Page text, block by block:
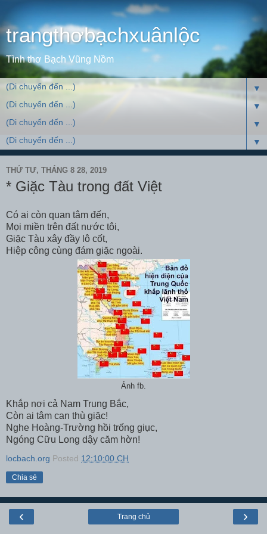
trangthơbạchxuânlộc
Tình thơ Bạch Vũng Nồm
▼
▼
▼
▼
THỨ TƯ, THÁNG 8 28, 2019
* Giặc Tàu trong đất Việt
Có ai còn quan tâm đến,
Mọi miền trên đất nước tôi,
Giặc Tàu xây đầy lô cốt,
Hiệp công cùng đám giặc ngoài.
Ảnh fb.
Khắp nơi cả Nam Trung Bắc,
Còn ai tâm can thù giặc!
Nghe Hoàng-Trường hồi trống giục,
Ngóng Cữu Long dậy căm hờn!
locbach.org Posted 12:10:00 CH
Chia sẻ
‹ ›
Trang chủ